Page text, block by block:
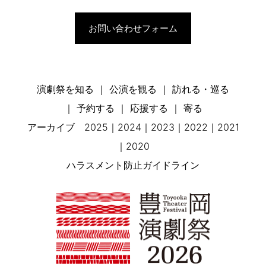
お問い合わせフォーム
演劇祭を知る 公演を観る
訪れる・巡る
予約する
応援する
寄る
アーカイブ 2025 2024 2023 2022
2021
2020
ハラスメント防止ガイドライン